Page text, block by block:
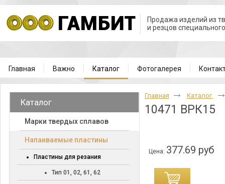
Продажа изделий из
и резцов
Главная Важно Каталог Фотогалерея
Каталог
Марки твердых сплавов
Напаиваемые пластины
Пластины для резания
Тип 01, 02, 61, 62
Главная Каталог
10471 ВРК15
Цена: 377.69 руб